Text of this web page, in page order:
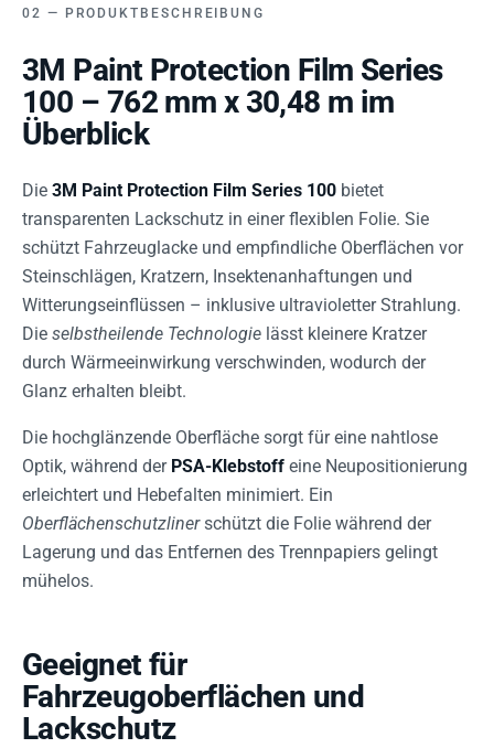
PRODUKTBESCHREIBUNG
3M Paint Protection Film Series
100 – 762 mm x 30,48 m im
Überblick
Die 3M Paint Protection Film Series 100 bietet
transparenten Lackschutz in einer flexiblen Folie. Sie
schützt Fahrzeuglacke und empfindliche Oberflächen vor
Steinschlägen, Kratzern, Insektenanhaftungen und
Witterungseinflüssen – inklusive ultravioletter Strahlung.
Die selbstheilende Technologie lässt kleinere Kratzer
durch Wärmeeinwirkung verschwinden, wodurch der
Glanz erhalten bleibt.
Die hochglänzende Oberfläche sorgt für eine nahtlose
Optik, während der PSA-Klebstoff eine Neupositionierung
erleichtert und Hebefalten minimiert. Ein
Oberflächenschutzlinerschützt die Folie während der
Lagerung und das Entfernen des Trennpapiers gelingt
mühelos.
Geeignet für
Fahrzeugoberflächen und
Lackschutz